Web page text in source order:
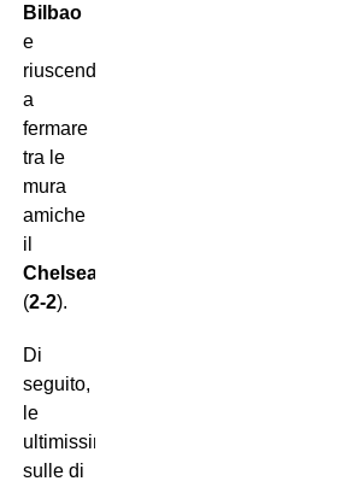
Bilbao
e
riuscendo
a
fermare
tra le
mura
amiche
il
Chelsea
(2-2).
Di
seguito,
le
ultimissime
sulle di